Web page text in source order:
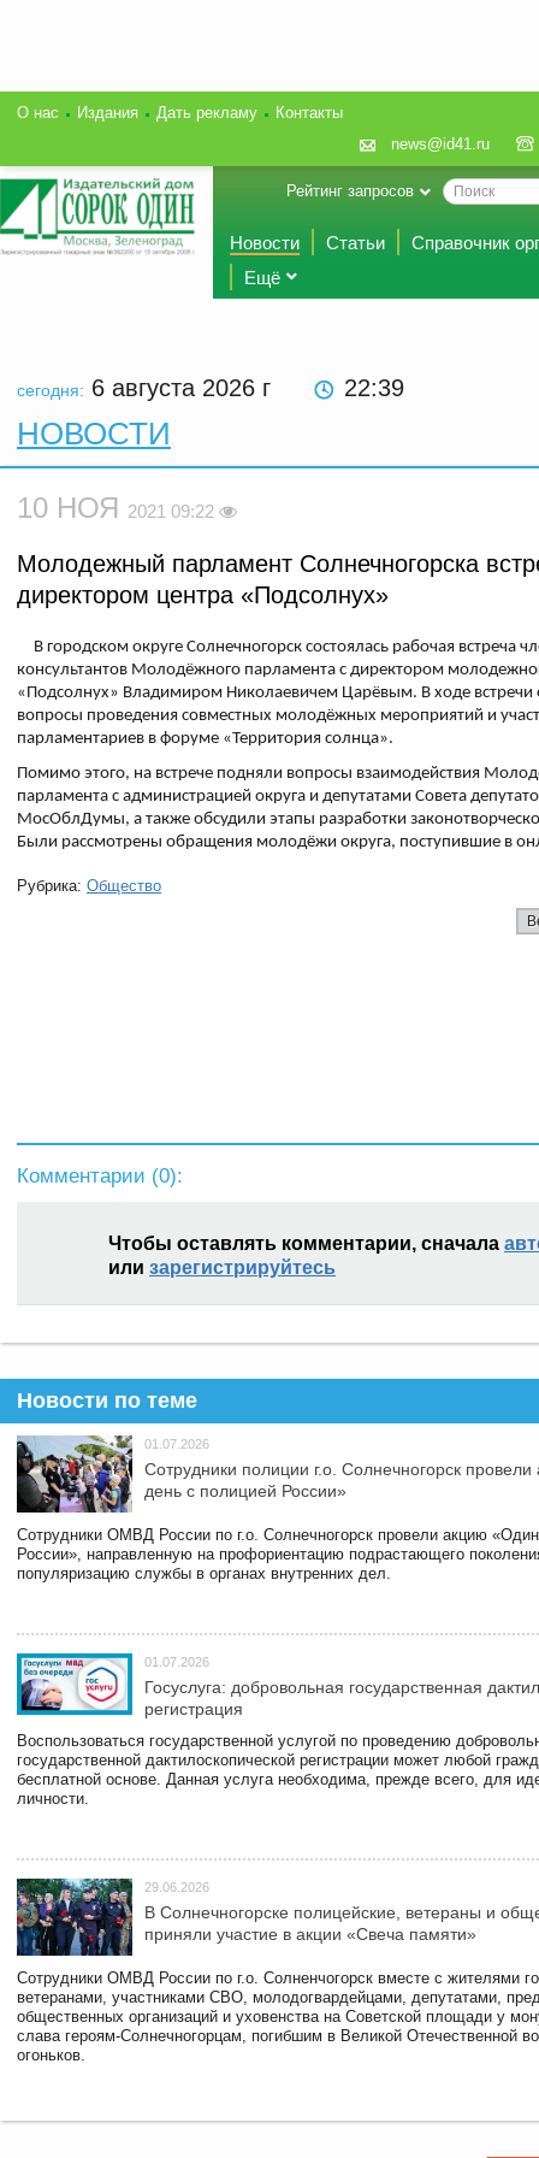
О нас Издания Дать рекламу
Контакты
news@id41.ru
Рейтинг запросов
Новости Статьи
Справочник
Ещё
сегодня: 6 августа 2026 г 22:39
НОВОСТИ
10 НОЯ 2021 09:22
Молодежный парламент Солнечногорска
директором центра «Подсолнух»
В городском округе Солнечногорск состоялась рабочая встреча
консультантов Молодёжного парламента с директором
«Подсолнух» Владимиром Николаевичем Царëвым. В ходе встречи
вопросы проведения совместных молодёжных мероприятий и
парламентариев в форуме «Территория солнца».
Помимо этого, на встрече подняли вопросы взаимодействия
парламента с администрацией округа и депутатами Совета
МосОблДумы, а также обсудили этапы разработки
Были рассмотрены обращения молодёжи округа, поступившие в
Рубрика: Общество
Комментарии (0):
Чтобы оставлять комментарии, сначала
или зарегистрируйтесь
Новости по теме
01.07.2026
Сотрудники полиции г.о. Солнечногорск
день с полицией России»
Сотрудники ОМВД России по г.о. Солнечногорск провели акцию
России», направленную на профориентацию подрастающего
популяризацию службы в органах внутренних дел.
01.07.2026
Госуслуга: добровольная государственная
регистрация
Воспользоваться государственной услугой по проведению
государственной дактилоскопической регистрации может любой
бесплатной основе. Данная услуга необходима, прежде всего, для
личности.
29.06.2026
В Солнечногорске полицейские, ветераны и
приняли участие в акции «Свеча памяти»
Сотрудники ОМВД России по г.о. Солненчогорск вместе с жителями
ветеранами, участниками СВО, молодогвардейцами, депутатами,
общественных организаций и уховенства на Советской площади у
слава героям-Солнечногорцам, погибшим в Великой Отечественной
огоньков.